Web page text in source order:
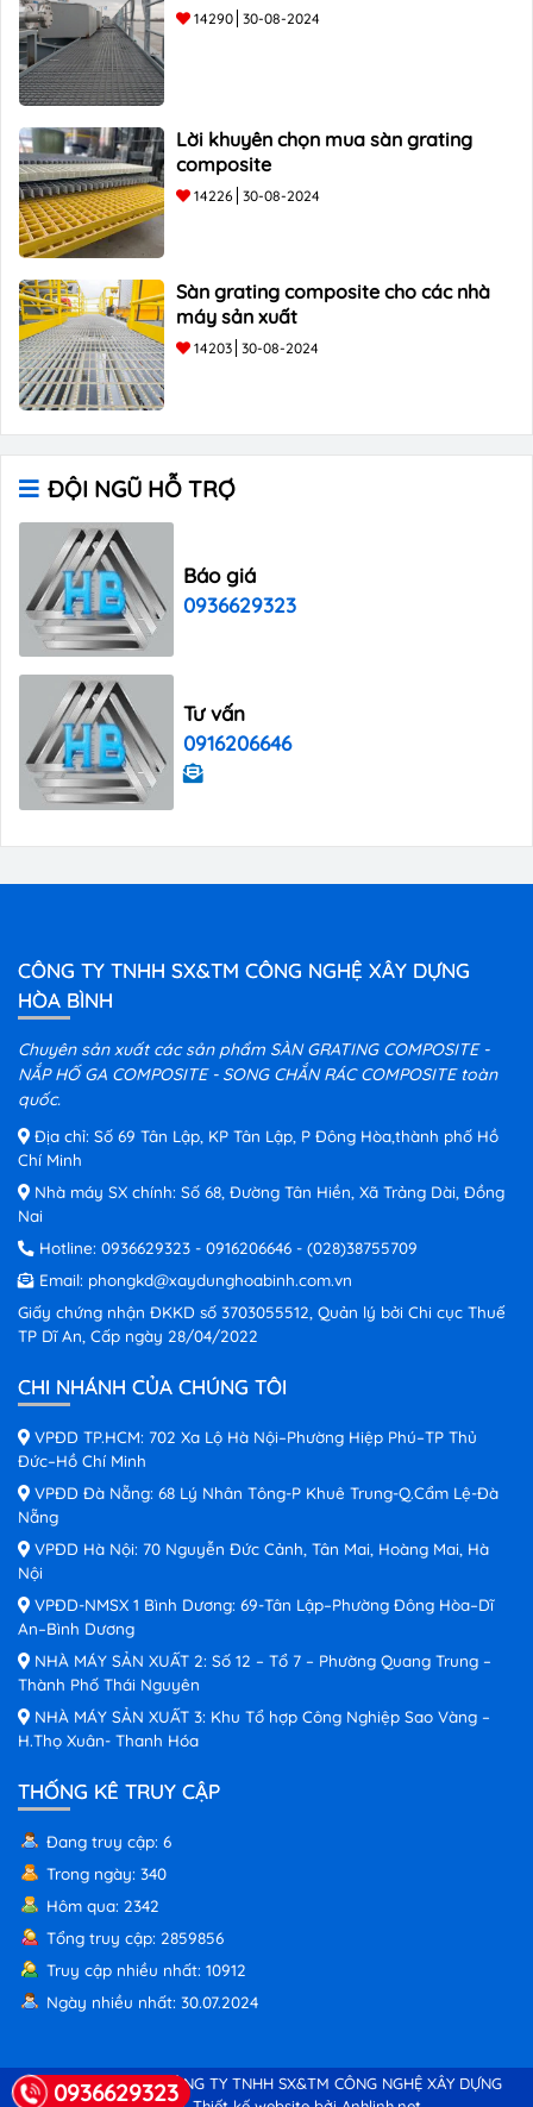
14290 30-08-2024
Lời khuyên chọn mua sàn grating
composite
14226 30-08-2024
Sàn grating composite cho các nhà
máy sản xuất
14203 30-08-2024
ĐỘI NGŨ HỖ TRỢ
Báo giá
0936629323
Tư vấn
0916206646
CÔNG TY TNHH SX&TM CÔNG NGHỆ XÂY DỰNG
HÒA BÌNH
Chuyên sản xuất các sản phẩm SÀN GRATING COMPOSITE -
NẮP HỐ GA COMPOSITE - SONG CHẮN RÁC COMPOSITE toàn
quốc.
Địa chỉ: Số 69 Tân Lập, KP Tân Lập, P Đông Hòa,thành phố Hồ
Chí Minh
Nhà máy SX chính: Số 68, Đường Tân Hiền, Xã Trảng Dài, Đồng
Nai
Hotline: 0936629323 - 0916206646 - (028)38755709
Email: phongkd@xaydunghoabinh.com.vn
Giấy chứng nhận ĐKKD số 3703055512, Quản lý bởi Chi cục Thuế
TP Dĩ An, Cấp ngày 28/04/2022
0936629323
CHI NHÁNH CỦA CHÚNG TÔI
VPĐD TP.HCM: 702 Xa Lộ Hà Nội–Phường Hiệp Phú–TP Thủ
Đức–Hồ Chí Minh
VPĐD Đà Nẵng: 68 Lý Nhân Tông-P Khuê Trung-Q.Cẩm Lệ-Đà
Nẵng
VPĐD Hà Nội: 70 Nguyễn Đức Cảnh, Tân Mai, Hoàng Mai, Hà
Nội
VPĐD-NMSX 1 Bình Dương: 69-Tân Lập–Phường Đông Hòa–Dĩ
An–Bình Dương
NHÀ MÁY SẢN XUẤT 2: Số 12 – Tổ 7 – Phường Quang Trung –
Thành Phố Thái Nguyên
NHÀ MÁY SẢN XUẤT 3: Khu Tổ hợp Công Nghiệp Sao Vàng –
H.Thọ Xuân- Thanh Hóa
THỐNG KÊ TRUY CẬP
Đang truy cập: 6
Trong ngày: 340
Hôm qua: 2342
Tổng truy cập: 2859856
Truy cập nhiều nhất: 10912
Ngày nhiều nhất: 30.07.2024
© Copyright 2026 CÔNG TY TNHH SX&TM CÔNG NGHỆ XÂY DỰNG